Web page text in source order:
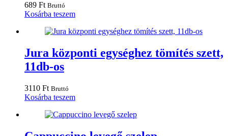
689 Ft Bruttó
Kosárba teszem
Jura központi egységhez tömítés szett,
11db-os
3110 Ft Bruttó
Kosárba teszem